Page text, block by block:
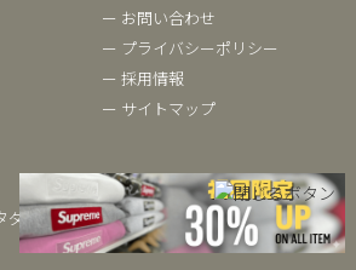
ー お問い合わせ
ー プライバシーポリシー
ー 採用情報
ー サイトマップ
ダ